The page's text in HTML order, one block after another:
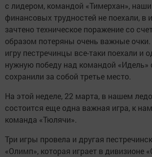
с лидером, командой «Тимерхан»,
финансовых трудностей не поехали, в
зачтено техническое поражение со
образом потеряны очень важные
игру пестречинцы все-таки поехали и
нужную победу над командой «Идель»
сохранили за собой третье место.
На этой неделе, 22 марта, в нашем
состоится еще одна важная игра, к
команда «Тюлячи».
Три игры провела и другая
«Олимп», которая играет в дивизионе